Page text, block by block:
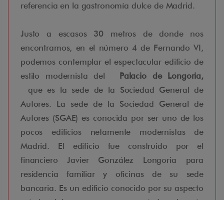
referencia en la gastronomía dulce de Madrid.
Justo a escasos 30 metros de donde nos
encontramos, en el número 4 de Fernando VI,
podemos contemplar el espectacular edificio de
estilo modernista del
Palacio de Longoria,
que es la sede de la Sociedad General de
Autores. La sede de la Sociedad General de
Autores (SGAE) es conocida por ser uno de los
pocos edificios netamente modernistas de
Madrid. El edificio fue construido por el
financiero Javier González Longoria para
residencia familiar y oficinas de su sede
bancaria. Es un edificio conocido por su aspecto